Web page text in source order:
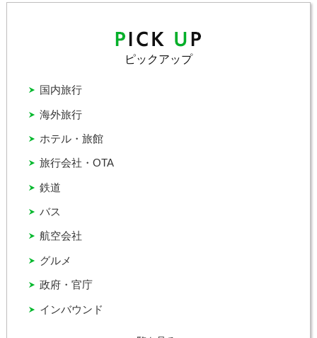
ピックアップ
インバウンド
グルメ
バス
ホテル・旅館
国内旅行
政府・官庁
旅行会社・OTA
海外旅行
航空会社
鉄道